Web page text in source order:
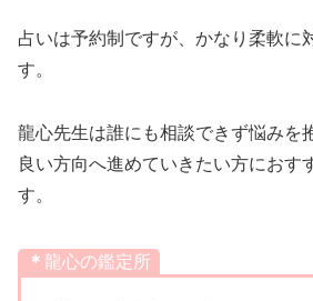
占いは予約制ですが、かなり柔軟に
す。
龍心先生は誰にも相談できず悩みを
良い方向へ進めていきたい方におす
す。
＊ 龍心の鑑定所